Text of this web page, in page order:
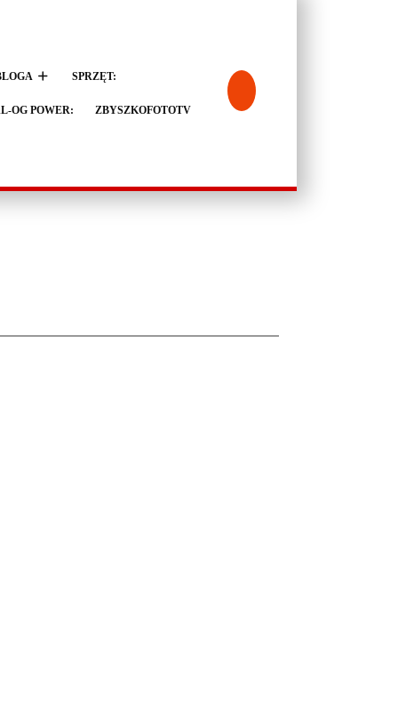
SPRZĘT:
OG POWER: ZBYSZKOFOTOTV